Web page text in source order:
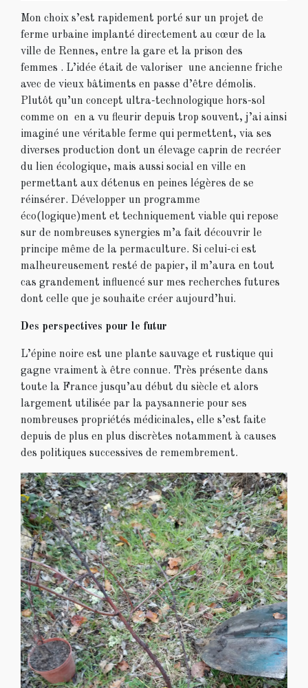
Mon choix s’est rapidement porté sur un projet de
ferme urbaine implanté directement au cœur de la
ville de Rennes, entre la gare et la prison des
femmes . L’idée était de valoriser une ancienne friche
avec de vieux bâtiments en passe d’être démolis.
Plutôt qu’un concept ultra-technologique hors-sol
comme on en a vu fleurir depuis trop souvent, j’ai ainsi
imaginé une véritable ferme qui permettent, via ses
diverses production dont un élevage caprin de recréer
du lien écologique, mais aussi social en ville en
permettant aux détenus en peines légères de se
réinsérer. Développer un programme
éco(logique)ment et techniquement viable qui repose
sur de nombreuses synergies m’a fait découvrir le
principe même de la permaculture. Si celui-ci est
malheureusement resté de papier, il m’aura en tout
cas grandement influencé sur mes recherches futures
dont celle que je souhaite créer aujourd’hui.
Des perspectives pour le futur
L’épine noire est une plante sauvage et rustique qui
gagne vraiment à être connue. Très présente dans
toute la France jusqu’au début du siècle et alors
largement utilisée par la paysannerie pour ses
nombreuses propriétés médicinales, elle s’est faite
depuis de plus en plus discrètes notamment à causes
des politiques successives de remembrement.